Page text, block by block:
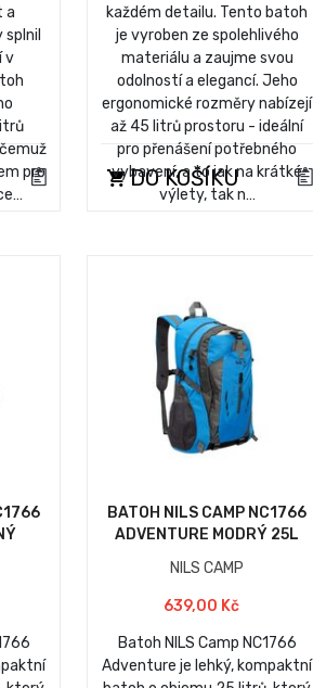
a
v
pro
každém detailu. Tento batoh
je vyroben ze spolehlivého
materiálu a zaujme svou
odolností a elegancí. Jeho
ergonomické rozměry nabízejí
až 45 litrů prostoru - ideální
pro přenášení potřebného
vybavení, a to jak na krátké
výlety, tak n…
DO KOŠÍKU
BATOH NILS CAMP NC1766
ADVENTURE MODRÝ 25L
NILS CAMP
639,00 Kč
Batoh NILS Camp NC1766
Adventure je lehký, kompaktní